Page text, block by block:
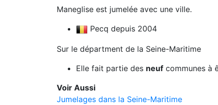
Maneglise est jumelée avec une ville.
Pecq depuis 2004
Sur le départment de la Seine-Maritime
Elle fait partie des neuf communes à
Voir Aussi
Jumelages dans la Seine-Maritime